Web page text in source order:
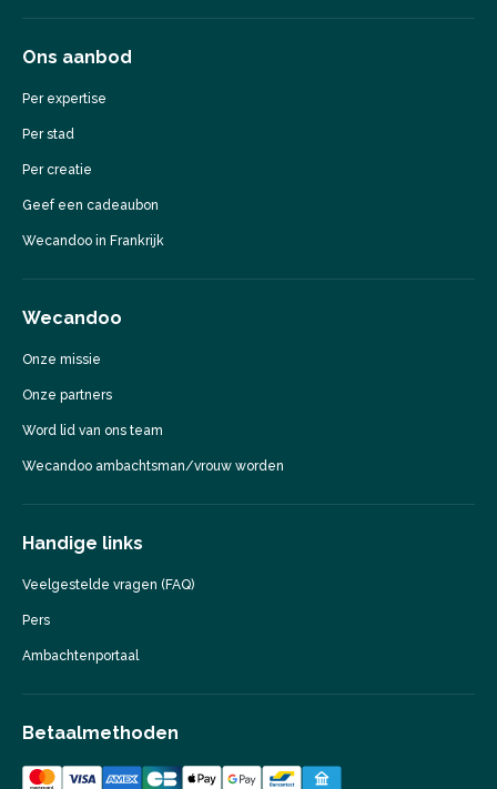
Ons aanbod
Per expertise
Per stad
Per creatie
Geef een cadeaubon
Wecandoo in Frankrijk
Wecandoo
Onze missie
Onze partners
Word lid van ons team
Wecandoo ambachtsman/vrouw worden
Handige links
Veelgestelde vragen (FAQ)
Pers
Ambachtenportaal
Betaalmethoden